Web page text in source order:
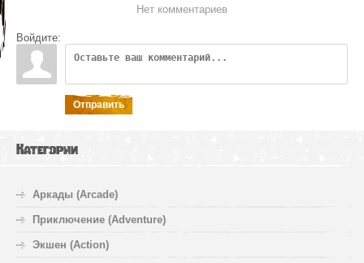
Нет комментариев
Войдите:
Отправить
Категории
Аркады (Arcade)
Приключение (Adventure)
Экшен (Action)